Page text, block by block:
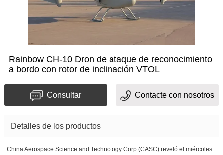
Rainbow CH-10 Dron de ataque de reconocimiento
a bordo con rotor de inclinación VTOL
Consultar Contacte con nosotros
Detalles de los productos
China Aerospace Science and Technology Corp (CASC) reveló el miércoles